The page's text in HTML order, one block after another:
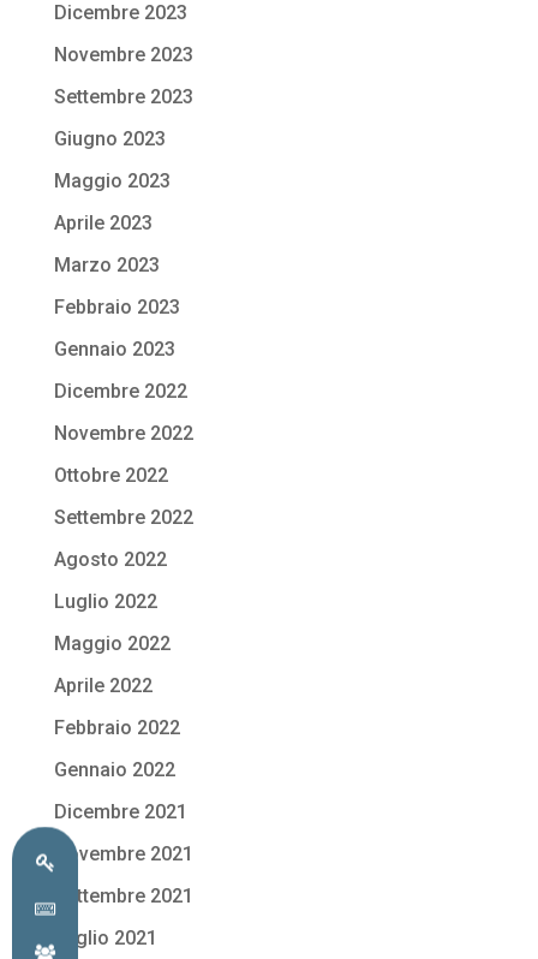
Dicembre 2023
Novembre 2023
Settembre 2023
Giugno 2023
Maggio 2023
Aprile 2023
Marzo 2023
Febbraio 2023
Gennaio 2023
Dicembre 2022
Novembre 2022
Ottobre 2022
Settembre 2022
Agosto 2022
Luglio 2022
Maggio 2022
Aprile 2022
Febbraio 2022
Gennaio 2022
Dicembre 2021
Novembre 2021
Settembre 2021
Luglio 2021